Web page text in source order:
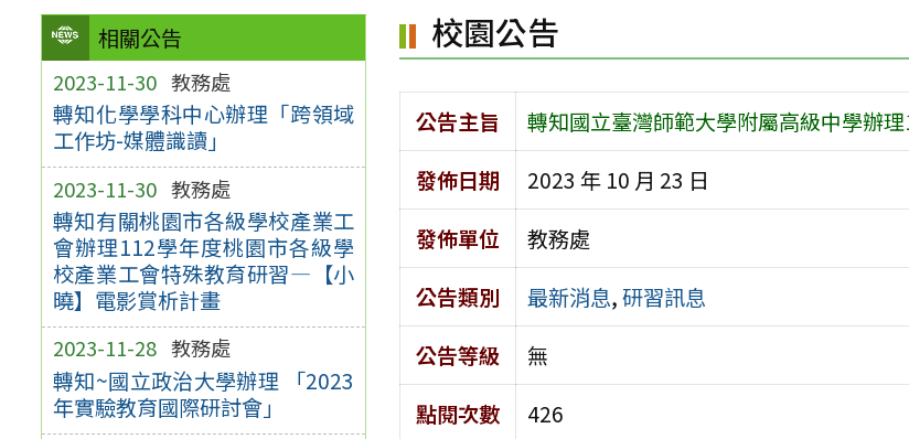
相關公告
2023-11-30 教務處
轉知化學學科中心辦理「跨領域
工作坊-媒體識讀」
2023-11-30 教務處
轉知有關桃園市各級學校產業工
會辦理112學年度桃園市各級學
校產業工會特殊教育研習—【小
曉】電影賞析計畫
2023-11-28 教務處
轉知~國立政治大學辦理 「2023
年實驗教育國際研討會」
校園公告
公告主旨
轉知國立臺灣師範大學附屬高級中學辦
發佈日期
2023 年 10 月 23 日
發佈單位
教務處
公告類別
最新消息,研習訊息
公告等級
無
點閱次數
426